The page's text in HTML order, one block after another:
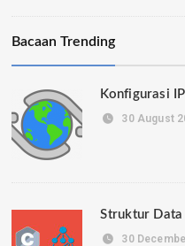
Bacaan Trending
Konfigurasi
30 August
Struktur Data
30